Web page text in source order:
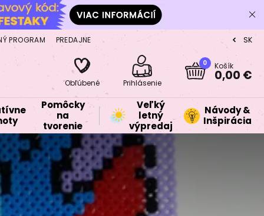
PROGRAM PREDAJNE CZ
SK
Obľúbené Prihlásenie
0 Košík
0,00 €
Pomôcky
na
tvorenie
Veľký
letný
výpredaj
Návody &
Inšpirácia